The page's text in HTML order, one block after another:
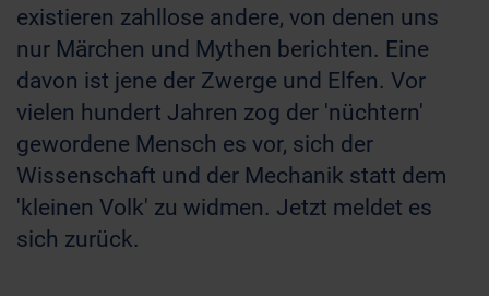
existieren zahllose andere, von denen uns
nur Märchen und Mythen berichten. Eine
davon ist jene der Zwerge und Elfen. Vor
vielen hundert Jahren zog der 'nüchtern'
gewordene Mensch es vor, sich der
Wissenschaft und der Mechanik statt dem
'kleinen Volk' zu widmen. Jetzt meldet es
sich zurück.